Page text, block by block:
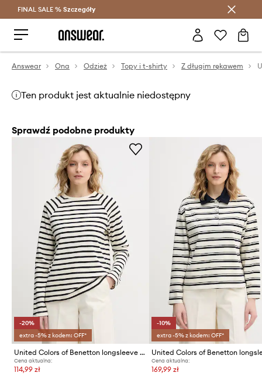
Oszczędzaj z Answear Club >
FINAL SALE % Szczegóły
Answear Ona Odzież Topy i t-shirty Z długim rękawem
Ten produkt jest aktualnie niedostępny
Sprawdź podobne produkty
-20%
extra -5% z kodem: OFF*
United Colors of Benetton longsleeve damski bawełniany
Cena aktualna:
114,99 zł
-10%
extra -5% z kodem: OFF*
Cena aktualna:
169,99 zł